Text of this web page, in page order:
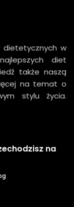
dietetycznych w
diet
także naszą
na temat o
stylu życia.
na